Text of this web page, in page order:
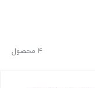
4 محصول